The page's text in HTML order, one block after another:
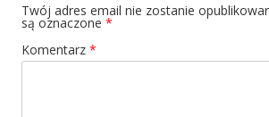
Twój adres email nie zostanie
są oznaczone *
Komentarz *